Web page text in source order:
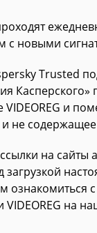
с новыми
Trusted
Касперского»
и
не
на сайты
ознакомиться
на